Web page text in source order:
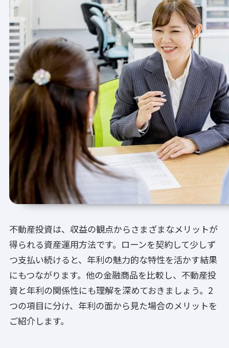
不動産投資は、収益の観点からさまざまなメリットが
得られる資産運用方法です。ローンを契約して少しず
つ支払い続けると、年利の魅力的な特性を活かす結果
にもつながります。他の金融商品を比較し、不動産投
資と年利の関係性にも理解を深めておきましょう。2
つの項目に分け、年利の面から見た場合のメリットを
ご紹介します。